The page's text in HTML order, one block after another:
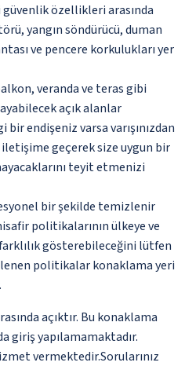
özellikleri arasında
yangın söndürücü, duman
ve pencere korkulukları yer
veranda ve teras gibi
açık alanlar
endişeniz varsa varışınızdan
geçerek size uygun bir
teyit etmenizi
bir şekilde temizlenir
politikalarının ülkeye ve
gösterebileceğini lütfen
politikalar konaklama yeri
açıktır. Bu konaklama
giriş yapılamamaktadır.
vermektedir.Sorularınız